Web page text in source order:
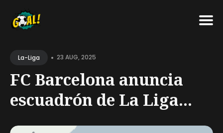
forLa-Liga • 23 AUG, 2025
FC Barcelona anuncia
escuadrón de La Liga...